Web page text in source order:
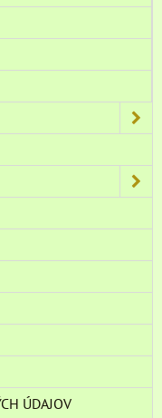
ÚDAJOV